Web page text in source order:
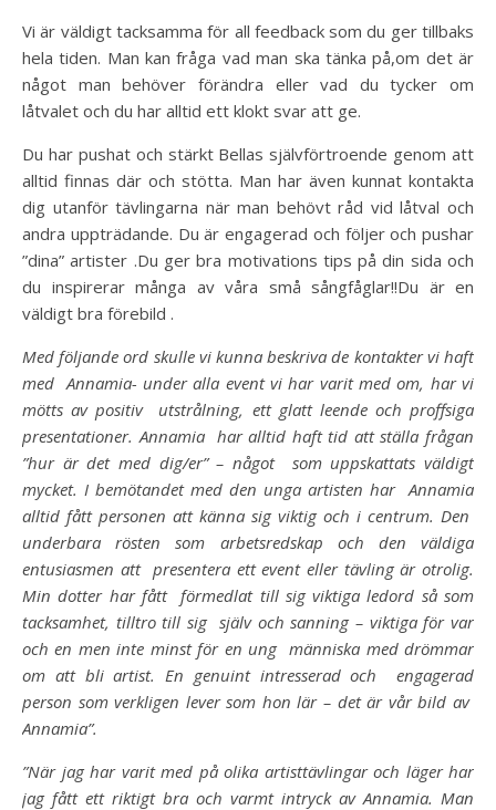
Vi är väldigt tacksamma för all feedback som du ger tillbaks
hela tiden. Man kan fråga vad man ska tänka på,om det är
något man behöver förändra eller vad du tycker om
låtvalet och du har alltid ett klokt svar att ge.
Du har pushat och stärkt Bellas självförtroende genom att
alltid finnas där och stötta. Man har även kunnat kontakta
dig utanför tävlingarna när man behövt råd vid låtval och
andra uppträdande. Du är engagerad och följer och pushar
”dina” artister .Du ger bra motivations tips på din sida och
du inspirerar många av våra små sångfåglar!!Du är en
väldigt bra förebild .
Med följande ord skulle vi kunna beskriva de kontakter vi haft
med Annamia- under alla event vi har varit med om, har vi
mötts av positiv utstrålning, ett glatt leende och proffsiga
presentationer. Annamia har alltid haft tid att ställa frågan
”hur är det med dig/er” – något som uppskattats väldigt
mycket. I bemötandet med den unga artisten har Annamia
alltid fått personen att känna sig viktig och i centrum. Den
underbara rösten som arbetsredskap och den väldiga
entusiasmen att presentera ett event eller tävling är otrolig.
Min dotter har fått förmedlat till sig viktiga ledord så som
tacksamhet, tilltro till sig själv och sanning – viktiga för var
och en men inte minst för en ung människa med drömmar
om att bli artist. En genuint intresserad och engagerad
person som verkligen lever som hon lär – det är vår bild av
Annamia”.
”När jag har varit med på olika artisttävlingar och läger har
jag fått ett riktigt bra och varmt intryck av Annamia. Man